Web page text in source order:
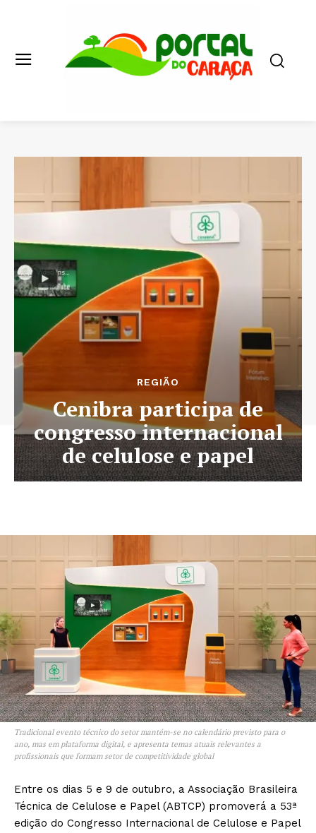
REGIÃO
Cenibra participa de
congresso internacional
de celulose e papel
Tradicional evento técnico do setor mantém-se no calendário previsto para o
ano, mas em plataforma digital, e apresenta temas atuais relevantes a
profissionais que formam setor de competitividade global
Entre os dias 5 e 9 de outubro, a Associação Brasileira
Técnica de Celulose e Papel (ABTCP) promoverá a 53ª
edição do Congresso Internacional de Celulose e Papel